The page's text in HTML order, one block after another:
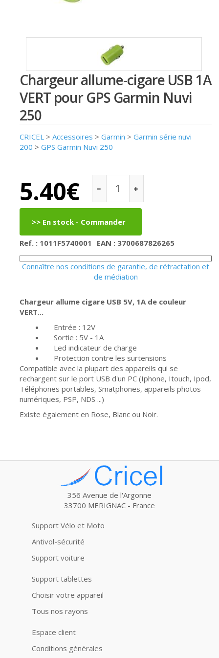
Chargeur allume-cigare USB 1A
VERT pour GPS Garmin Nuvi
250
CRICEL > Accessoires > Garmin > Garmin série nuvi
200 > GPS Garmin Nuvi 250
5.40€
Ref. : 1011F5740001 EAN : 3700687826265
Connaître nos conditions de garantie, de rétractation et
de médiation
Chargeur allume cigare USB 5V, 1A de couleur
VERT...
Entrée : 12V
Sortie : 5V - 1A
Led indicateur de charge
Protection contre les surtensions
Compatible avec la plupart des appareils qui se
rechargent sur le port USB d'un PC (Iphone, Itouch, Ipod,
Téléphones portables, Smatphones, appareils photos
numériques, PSP, NDS ...)
Existe également en Rose, Blanc ou Noir.
356 Avenue de l'Argonne
33700 MERIGNAC - France
Support Vélo et Moto
Antivol-sécurité
Support voiture
Support tablettes
Choisir votre appareil
Tous nos rayons
Espace client
Conditions générales